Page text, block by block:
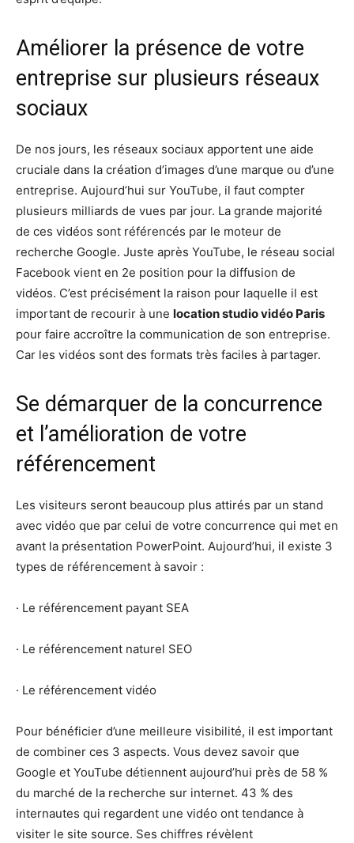
Améliorer la présence de votre
entreprise sur plusieurs réseaux
sociaux
De nos jours, les réseaux sociaux apportent une aide
cruciale dans la création d’images d’une marque ou d’une
entreprise. Aujourd’hui sur YouTube, il faut compter
plusieurs milliards de vues par jour. La grande majorité
de ces vidéos sont référencés par le moteur de
recherche Google. Juste après YouTube, le réseau social
Facebook vient en 2e position pour la diffusion de
vidéos. C’est précisément la raison pour laquelle il est
important de recourir à une location studio vidéo Paris
pour faire accroître la communication de son entreprise.
Car les vidéos sont des formats très faciles à partager.
Se démarquer de la concurrence
et l’amélioration de votre
référencement
Les visiteurs seront beaucoup plus attirés par un stand
avec vidéo que par celui de votre concurrence qui met en
avant la présentation PowerPoint. Aujourd’hui, il existe 3
types de référencement à savoir :
· Le référencement payant SEA
· Le référencement naturel SEO
· Le référencement vidéo
Pour bénéficier d’une meilleure visibilité, il est important
de combiner ces 3 aspects. Vous devez savoir que
Google et YouTube détiennent aujourd’hui près de 58 %
du marché de la recherche sur internet. 43 % des
internautes qui regardent une vidéo ont tendance à
visiter le site source. Ses chiffres révèlent